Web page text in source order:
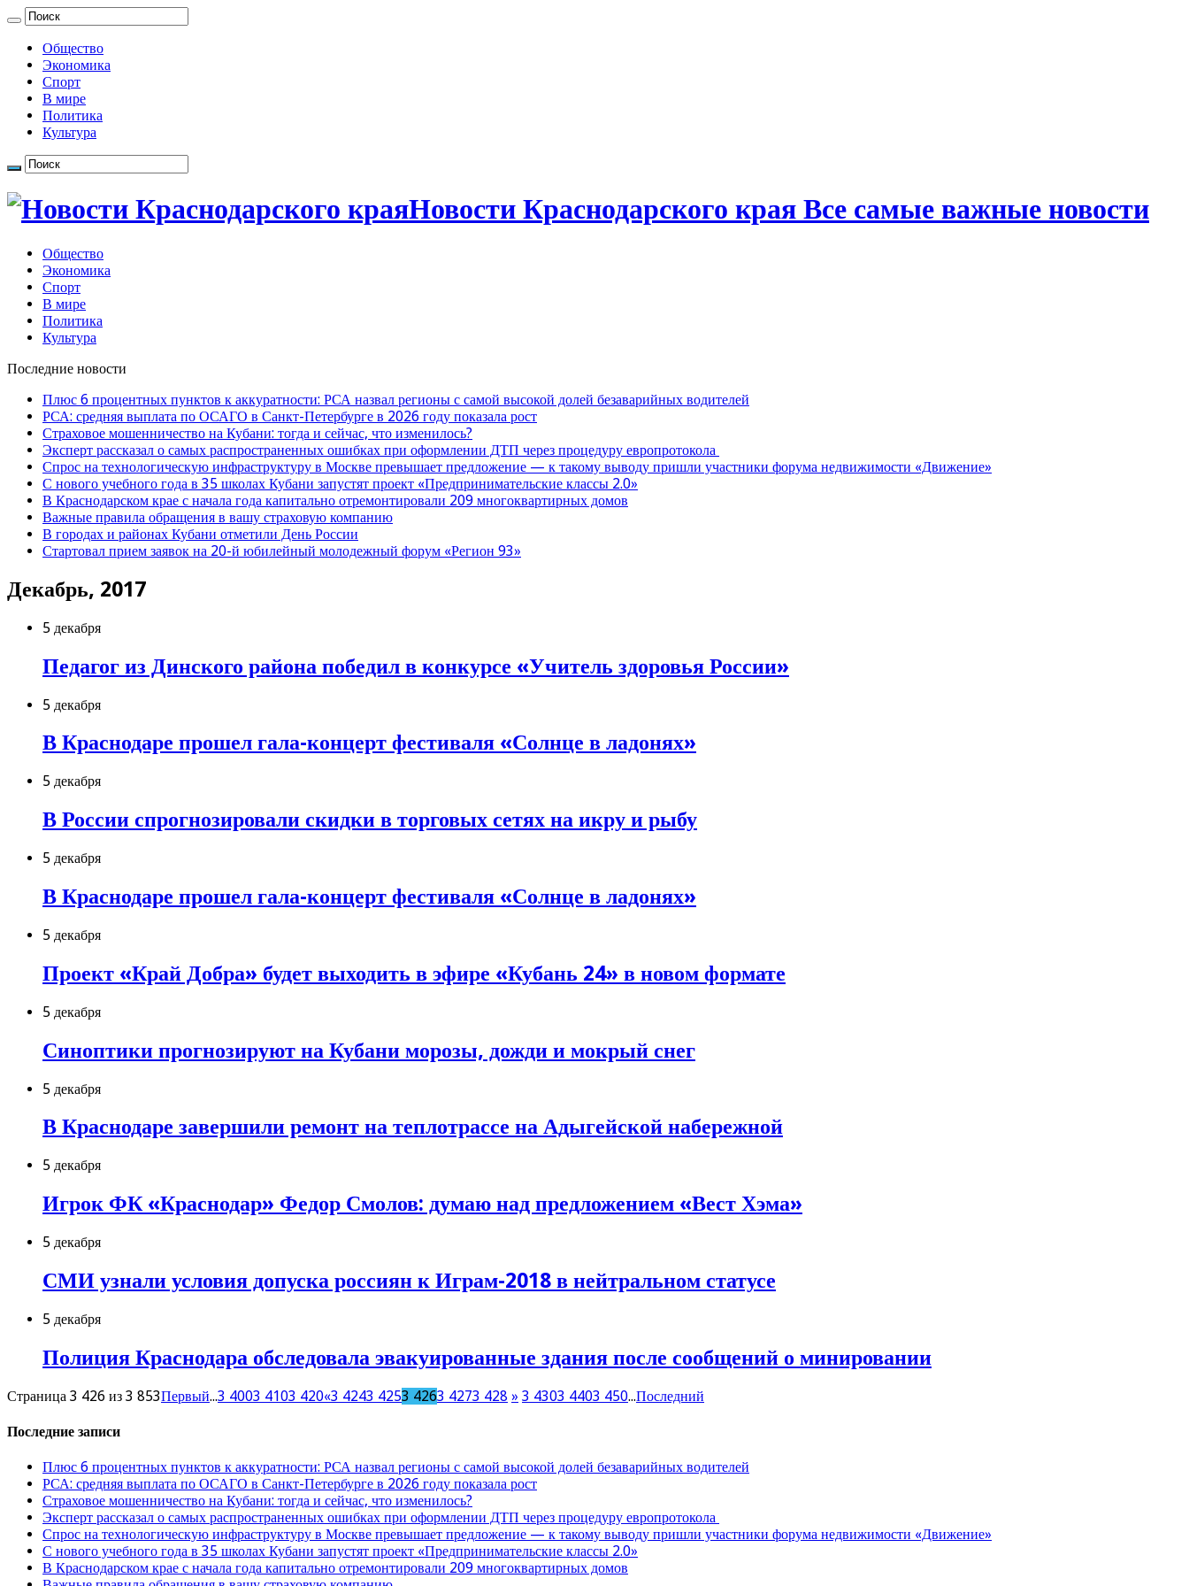
Общество
Экономика
Спорт
В мире
Политика
Культура
Новости Краснодарского края Все самые важные новости
Общество
Экономика
Спорт
В мире
Политика
Культура
Последние новости
Плюс 6 процентных пунктов к аккуратности: РСА назвал регионы с самой высокой долей безаварийных водителей
РСА: средняя выплата по ОСАГО в Санкт-Петербурге в 2026 году показала рост
Страховое мошенничество на Кубани: тогда и сейчас, что изменилось?
Эксперт рассказал о самых распространенных ошибках при оформлении ДТП через процедуру европротокола
Спрос на технологическую инфраструктуру в Москве превышает предложение — к такому выводу пришли участники форума недвижимости «Движение»
С нового учебного года в 35 школах Кубани запустят проект «Предпринимательские классы 2.0»
В Краснодарском крае с начала года капитально отремонтировали 209 многоквартирных домов
Важные правила обращения в вашу страховую компанию
В городах и районах Кубани отметили День России
Стартовал прием заявок на 20-й юбилейный молодежный форум «Регион 93»
Декабрь, 2017
5 декабря
Педагог из Динского района победил в конкурсе «Учитель здоровья России»
5 декабря
В Краснодаре прошел гала-концерт фестиваля «Солнце в ладонях»
5 декабря
В России спрогнозировали скидки в торговых сетях на икру и рыбу
5 декабря
В Краснодаре прошел гала-концерт фестиваля «Солнце в ладонях»
5 декабря
Проект «Край Добра» будет выходить в эфире «Кубань 24» в новом формате
5 декабря
Синоптики прогнозируют на Кубани морозы, дожди и мокрый снег
5 декабря
В Краснодаре завершили ремонт на теплотрассе на Адыгейской набережной
5 декабря
Игрок ФК «Краснодар» Федор Смолов: думаю над предложением «Вест Хэма»
5 декабря
СМИ узнали условия допуска россиян к Играм-2018 в нейтральном статусе
5 декабря
Полиция Краснодара обследовала эвакуированные здания после сообщений о минировании
Страница 3 426 из 3 853Первый...3 4003 4103 420«3 4243 4253 4263 4273 428 » 3 4303 4403 450...Последний
Последние записи
Плюс 6 процентных пунктов к аккуратности: РСА назвал регионы с самой высокой долей безаварийных водителей
РСА: средняя выплата по ОСАГО в Санкт-Петербурге в 2026 году показала рост
Страховое мошенничество на Кубани: тогда и сейчас, что изменилось?
Эксперт рассказал о самых распространенных ошибках при оформлении ДТП через процедуру европротокола
Спрос на технологическую инфраструктуру в Москве превышает предложение — к такому выводу пришли участники форума недвижимости «Движение»
С нового учебного года в 35 школах Кубани запустят проект «Предпринимательские классы 2.0»
В Краснодарском крае с начала года капитально отремонтировали 209 многоквартирных домов